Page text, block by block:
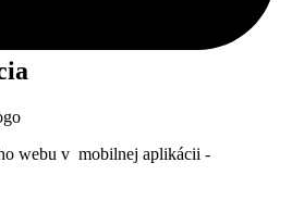
webu v mobilnej aplikácii -